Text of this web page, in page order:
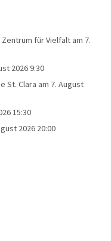
für Vielfalt am 7.
2026 9:30
St. Clara am 7. August
15:30
2026 20:00